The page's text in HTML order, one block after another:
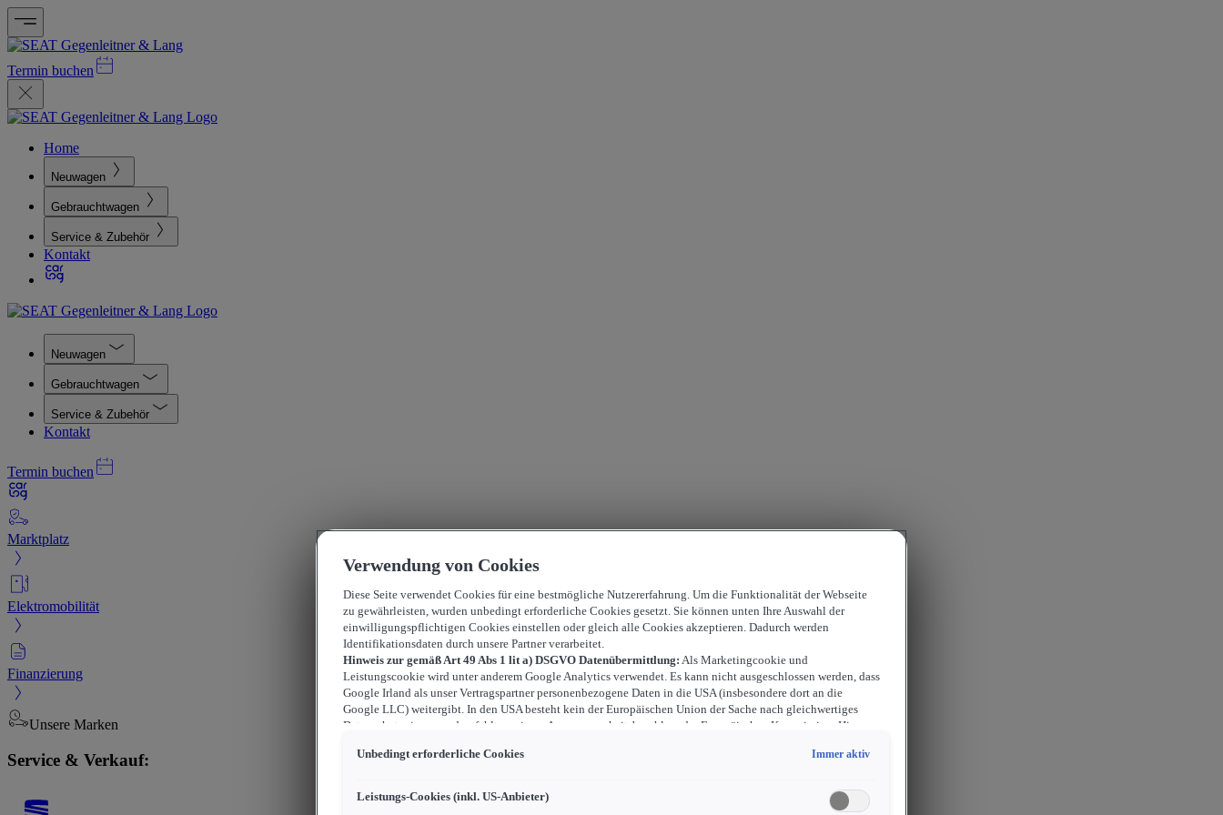
Termin buchen
Home
Neuwagen
Gebrauchtwagen
Service & Zubehör
Kontakt
Neuwagen
Gebrauchtwagen
Service & Zubehör
Kontakt
Termin buchen
Marktplatz
Elektromobilität
Finanzierung
Unsere Marken
Service & Verkauf:
Verwendung von Cookies
Diese Seite verwendet Cookies für eine bestmögliche Nutzererfahrung. Um die Funktionalität der Webseite
zu gewährleisten, wurden unbedingt erforderliche Cookies gesetzt. Sie können unten Ihre Auswahl der
einwilligungspflichtigen Cookies einstellen oder gleich alle Cookies akzeptieren. Dadurch werden
Identifikationsdaten durch unsere Partner verarbeitet.
Hinweis zur gemäß Art 49 Abs 1 lit a) DSGVO Datenübermittlung: Als Marketingcookie und
Leistungscookie wird unter anderem Google Analytics verwendet. Es kann nicht ausgeschlossen werden, dass
Google Irland als unser Vertragspartner personenbezogene Daten in die USA (insbesondere dort an die
Google LLC) weitergibt. In den USA besteht kein der Europäischen Union der Sache nach gleichwertiges
Datenschutzniveau und es fehlt an einem Angemessenheitsbeschluss der Europäischen Kommission. Hieraus
durchsetzen können, in den USA keine Datenschutzgrundsätze bestehen, und weil nicht ausgeschlossen
können, wobei Eingriffe in Ihre persönlichen Rechte und Freiheiten nicht auf das absolut Notwendige
Sollten Sie das Setzen von Cookies für Marketingzwecke oder Leistungscookies auch für
Unbedingt erforderliche Cookies Immer aktiv
Leistungs-Cookies (inkl. US-Anbieter)